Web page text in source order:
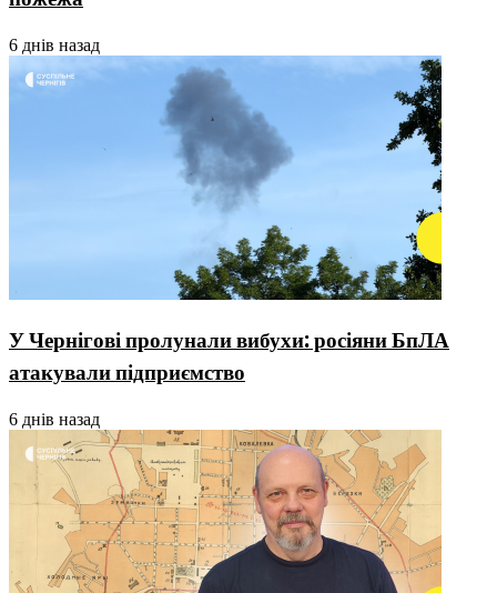
6 днів назад
У Чернігові пролунали вибухи: росіяни БпЛА
атакували підприємство
6 днів назад